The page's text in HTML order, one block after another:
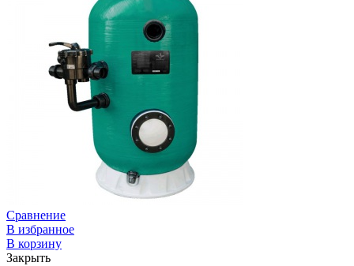
Сравнение
В избранное
В корзину
Закрыть